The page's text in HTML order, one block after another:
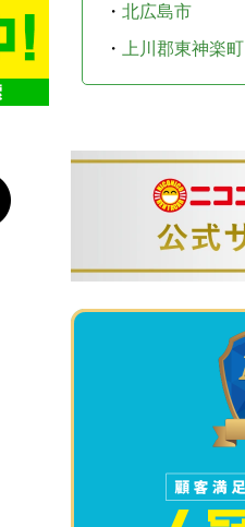
・ 北広島市
・
上川郡東神楽町